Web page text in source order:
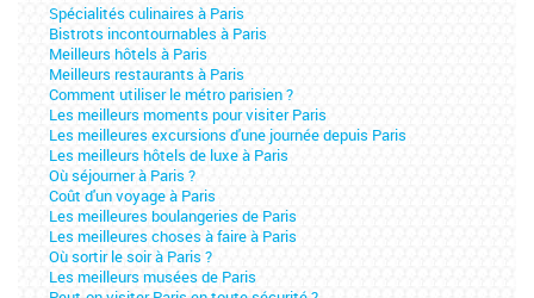
Spécialités culinaires à Paris
Bistrots incontournables à Paris
Meilleurs hôtels à Paris
Meilleurs restaurants à Paris
Comment utiliser le métro parisien ?
Les meilleurs moments pour visiter Paris
Les meilleures excursions d'une journée depuis Paris
Les meilleurs hôtels de luxe à Paris
Où séjourner à Paris ?
Coût d'un voyage à Paris
Les meilleures boulangeries de Paris
Les meilleures choses à faire à Paris
Où sortir le soir à Paris ?
Les meilleurs musées de Paris